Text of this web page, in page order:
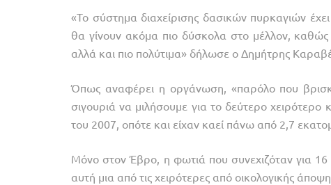
«Το σύστημα διαχείρισης δασικών πυρκαγιών
θα γίνουν ακόμα πιο δύσκολα στο μέλλον,
αλλά και πιο πολύτιμα» δήλωσε ο Δημήτρης
Όπως αναφέρει η οργάνωση, «παρόλο που
σιγουριά να μιλήσουμε για το δεύτερο
του 2007, οπότε και είχαν καεί πάνω από 2,7
Μόνο στον Έβρο, η φωτιά που συνεχιζόταν για
αυτή μια από τις χειρότερες από οικολογικής